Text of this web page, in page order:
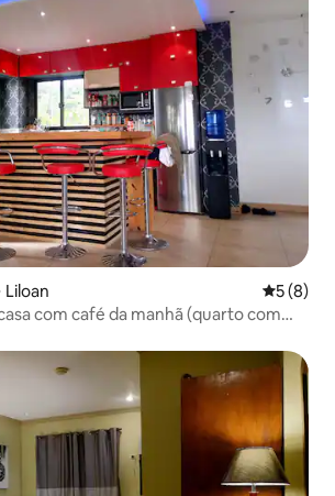
Liloan 5 de
5 (8)
com café da manhã (quarto com